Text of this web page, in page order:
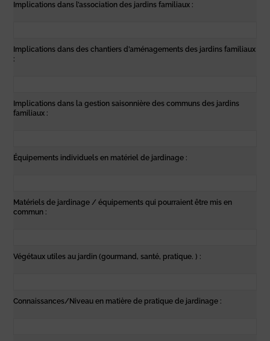
Implications dans l’association des jardins familiaux :
Implications dans des chantiers d’aménagements des jardins familiaux
:
Implications dans la gestion saisonnière des communs des jardins
familiaux :
Équipements individuels en matériel de jardinage :
Matériels de jardinage / équipements qui pourraient être mis en
commun :
Végétaux utiles au jardin (gourmand, santé, pratique. ) :
Connaissances/Niveau en matière de pratique de jardinage :